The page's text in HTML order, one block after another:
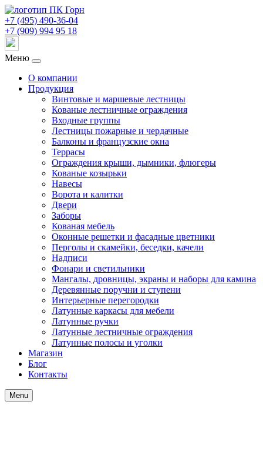
+7 (495) 490-36-04
+7 (909) 994 95 18
Меню
О компании
Продукция
Винтовые и маршевые лестницы
Кованые лестничные ограждения
Входные группы
Лестницы пожарные и чердачные
Балконы и французские окна
Террасы
Ограждения крыши, дымники, флюгеры
Кованые козырьки
Навесы
Ворота и калитки
Двери
Заборы
Кованая мебель
Оконные решетки и фасадные цветники
Перголы и скамейки, беседки, качели
Надписи
Фонари и светильники
Мангалы, дровницы, экраны и наборы для камина
Деревянные поручни и ступени
Интерьерные перегородки
Латунные каркасы для мебели
Латунные ручки
Латунные лестничные ограждения
Латунные полосы и уголки
Магазин
Блог
Контакты
Menu